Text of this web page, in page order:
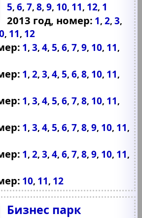
5,6,7,8,9, 10, 11, 12, 1
2013 год, номер: 1,2,3,
, 11, 12
1,3,4, 5,6,7,9, 10, 11,
1,2,3,4, 5,6,8, 10, 11,
1,3,4, 5,6,7,8, 10, 11,
1,3,4, 5,6,7,8,9, 10, 11,
1,2,3,4,6,7,8,9, 10, 11,
10, 11, 12
Бизнес парк